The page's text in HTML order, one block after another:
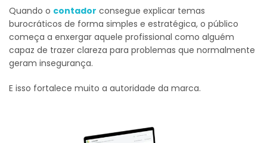
Quando o contador consegue explicar temas
burocráticos de forma simples e estratégica, o público
começa a enxergar aquele profissional como alguém
capaz de trazer clareza para problemas que normalmente
geram insegurança.
E isso fortalece muito a autoridade da marca.